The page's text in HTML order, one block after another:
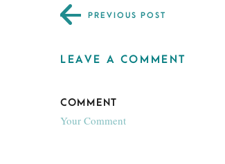
PREVIOUS POST
LEAVE A COMMENT
COMMENT